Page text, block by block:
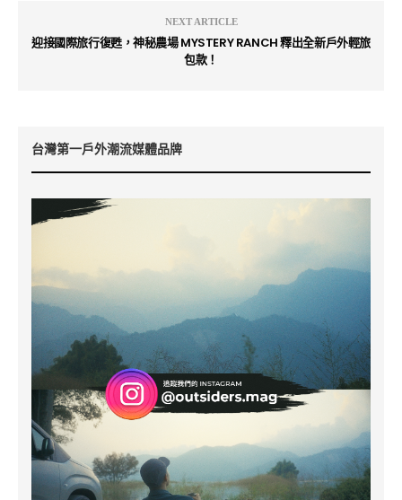
NEXT ARTICLE
迎接國際旅行復甦，神秘農場 MYSTERY RANCH 釋出全新戶外輕旅
包款！
台灣第一戶外潮流媒體品牌